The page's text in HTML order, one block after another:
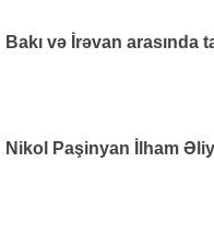
Bakı və İrəvan arasında
Nikol Paşinyan İlham